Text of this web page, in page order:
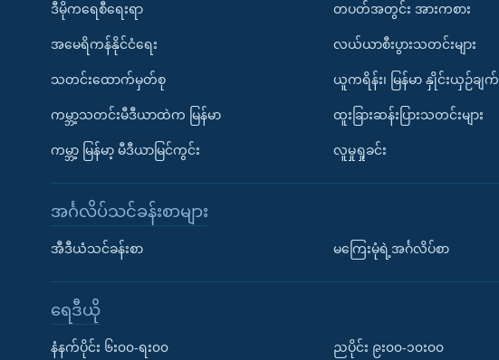
ဒီမိုကရေစီရေးရာ
အမေရိကန်နိုင်ငံရေး
သတင်းထောက်မှတ်စု
ကမ္ဘာ့သတင်းမီဒီယာထဲက မြန်မာ
ကမ္ဘာ့ မြန်မာ့ မီဒီယာမြင်ကွင်း
တပတ်အတွင်း အားကစား
လယ်ယာစီးပွားသတင်းများ
ယူကရိန်း၊ မြန်မာ နှိုင်းယှဉ်ချက်
ထူးခြားဆန်းပြားသတင်းများ
လူမှုရှုခင်း
အင်္ဂလိပ်သင်ခန်းစာများ
အီဒီယံသင်ခန်းစာ မကြေးမုံရဲ့အင်္ဂလိပ်စာ
ရေဒီယို
နံနက်ပိုင်း ၆း၀၀-ရး၀၀ ညပိုင်း ၉း၀၀-၁၀း၀၀